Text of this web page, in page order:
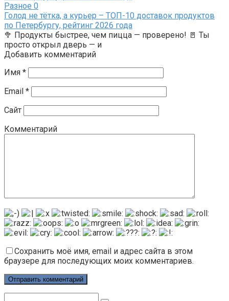
Разное 0
Голод не тётка, а курьер – ТОП-10 доставок продуктов
по Петербургу, рейтинг 2026 года
🥦 Продукты быстрее, чем пицца — проверено! 🚪 Ты
просто открыл дверь — и
Добавить комментарий
Имя *
Email *
Сайт
Комментарий
Сохранить моё имя, email и адрес сайта в этом
браузере для последующих моих комментариев.